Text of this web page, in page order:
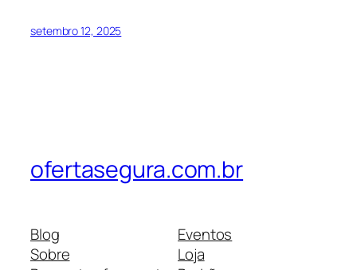
setembro 12, 2025
ofertasegura.com.br
Blog
Sobre
Eventos
Loja